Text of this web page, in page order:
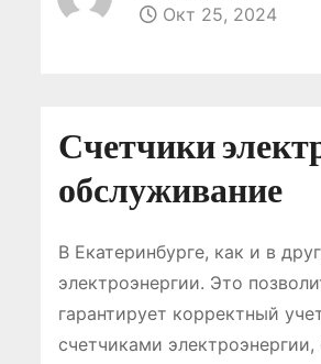
Окт 25, 2024
Счетчики
обслуживание
В Екатеринбурге, как и в
электроэнергии. Это
гарантирует корректный
счетчиками